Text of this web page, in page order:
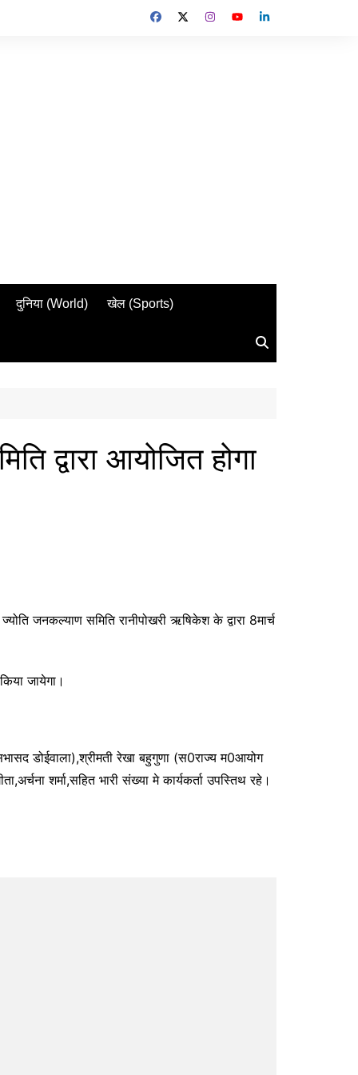
दुनिया (World) खेल (Sports)
द्वारा आयोजित होगा
जनकल्याण समिति रानीपोखरी ऋषिकेश के द्वारा 8मार्च
जायेगा।
डोईवाला),श्रीमती रेखा बहुगुणा (स0राज्य म0आयोग
शर्मा,सहित भारी संख्या मे कार्यकर्ता उपस्तिथ रहे।